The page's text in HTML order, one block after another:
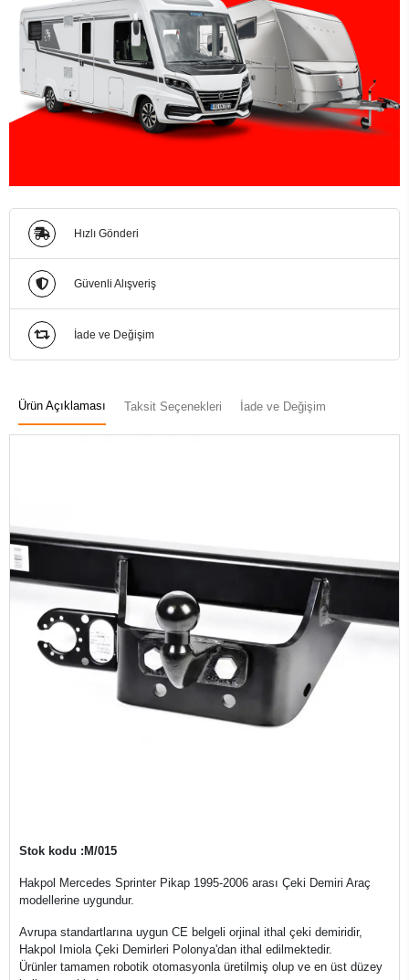
Hızlı Gönderi
Güvenli Alışveriş
İade ve Değişim
Ürün Açıklaması Taksit Seçenekleri İade ve Değişim
Stok kodu :M/015
Hakpol Mercedes Sprinter Pikap 1995-2006 arası Çeki Demiri Araç
modellerine uygundur.
Avrupa standartlarına uygun CE belgeli orjinal ithal çeki demiridir,
Hakpol Imiola Çeki Demirleri Polonya'dan ithal edilmektedir.
Ürünler tamamen robotik otomasyonla üretilmiş olup ve en üst düzey